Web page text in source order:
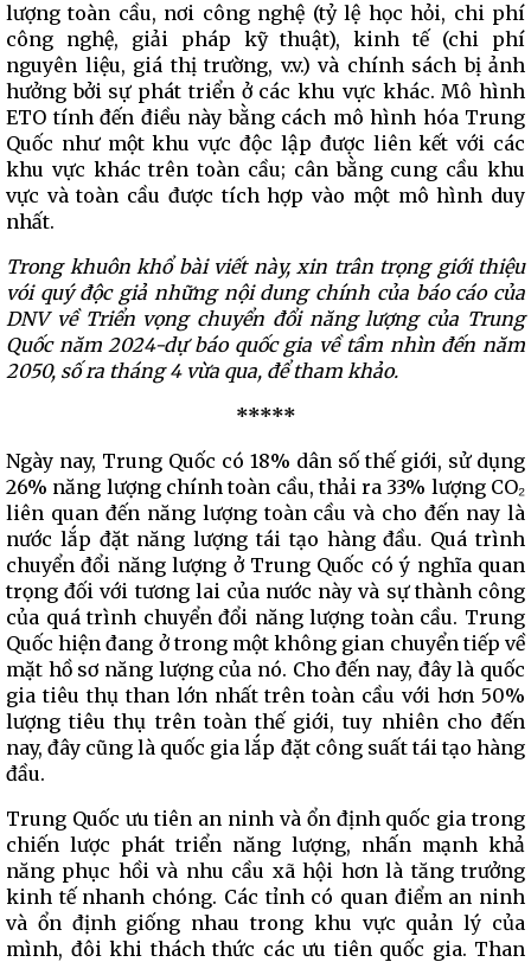
lượng toàn cầu, nơi công nghệ (tỷ lệ học hỏi, chi phí
công nghệ, giải pháp kỹ thuật), kinh tế (chi phí
nguyên liệu, giá thị trường, v.v.) và chính sách bị ảnh
hưởng bởi sự phát triển ở các khu vực khác. Mô hình
ETO tính đến điều này bằng cách mô hình hóa Trung
Quốc như một khu vực độc lập được liên kết với các
khu vực khác trên toàn cầu; cân bằng cung cầu khu
vực và toàn cầu được tích hợp vào một mô hình duy
nhất.
Trong khuôn khổ bài viết này, xin trân trọng giới thiệu
vói quý độc giả những nội dung chính của báo cáo của
DNV về Triển vọng chuyển đổi năng lượng của Trung
Quốc năm 2024-dự báo quốc gia về tầm nhìn đến năm
2050, số ra tháng 4 vừa qua, để tham khảo.
*****
Ngày nay, Trung Quốc có 18% dân số thế giới, sử dụng
26% năng lượng chính toàn cầu, thải ra 33% lượng CO₂
liên quan đến năng lượng toàn cầu và cho đến nay là
nước lắp đặt năng lượng tái tạo hàng đầu. Quá trình
chuyển đổi năng lượng ở Trung Quốc có ý nghĩa quan
trọng đối với tương lai của nước này và sự thành công
của quá trình chuyển đổi năng lượng toàn cầu. Trung
Quốc hiện đang ở trong một không gian chuyển tiếp về
mặt hồ sơ năng lượng của nó. Cho đến nay, đây là quốc
gia tiêu thụ than lớn nhất trên toàn cầu với hơn 50%
lượng tiêu thụ trên toàn thế giới, tuy nhiên cho đến
nay, đây cũng là quốc gia lắp đặt công suất tái tạo hàng
đầu.
Trung Quốc ưu tiên an ninh và ổn định quốc gia trong
chiến lược phát triển năng lượng, nhấn mạnh khả
năng phục hồi và nhu cầu xã hội hơn là tăng trưởng
kinh tế nhanh chóng. Các tỉnh có quan điểm an ninh
và ổn định giống nhau trong khu vực quản lý của
mình, đôi khi thách thức các ưu tiên quốc gia. Than